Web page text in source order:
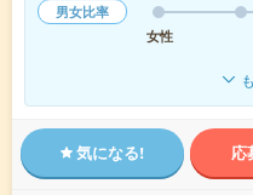
男女比率
女性
気になる! 応